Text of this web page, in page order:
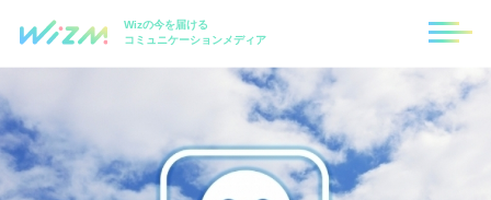
Wizの今を届ける
コミュニケーションメディア